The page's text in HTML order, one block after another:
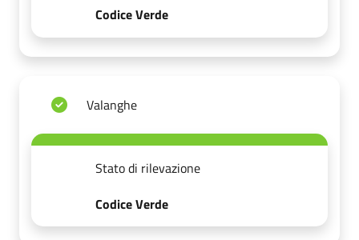
Codice Verde
Valanghe
Stato di rilevazione
Codice Verde